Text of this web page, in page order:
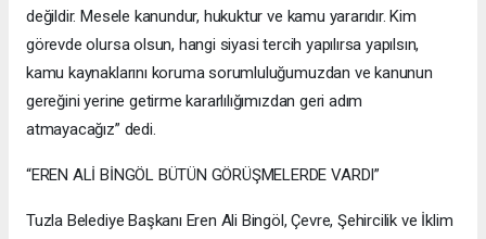
değildir. Mesele kanundur, hukuktur ve kamu yararıdır. Kim
görevde olursa olsun, hangi siyasi tercih yapılırsa yapılsın,
kamu kaynaklarını koruma sorumluluğumuzdan ve kanunun
gereğini yerine getirme kararlılığımızdan geri adım
atmayacağız” dedi.
“EREN ALİ BİNGÖL BÜTÜN GÖRÜŞMELERDE VARDI”
Tuzla Belediye Başkanı Eren Ali Bingöl, Çevre, Şehircilik ve İklim